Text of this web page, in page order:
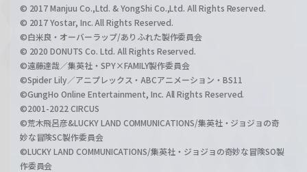
© 2017 Manjuu Co.,Ltd. & YongShi Co.,Ltd. All Rights Reserved.
© 2017 Yostar, Inc. All Rights Reserved.
©白米良・オーバーラップ/ありふれた製作委員会
© 2020 DONUTS Co. Ltd. All Rights Reserved.
©遠藤達哉／集英社・SPY×FAMILY製作委員会
©Spider Lily／アニプレックス・ABCアニメーション・BS11
©GungHo Online Entertainment, Inc. All Rights Reserved.
©2001-2022 CIRCUS
©荒木飛呂彦&LUCKY LAND COMMUNICATIONS/集英社・ジョジョの奇
妙な冒険SC製作委員会
©LUCKY LAND COMMUNICATIONS/集英社・ジョジョの奇妙な冒険SO製
作委員会